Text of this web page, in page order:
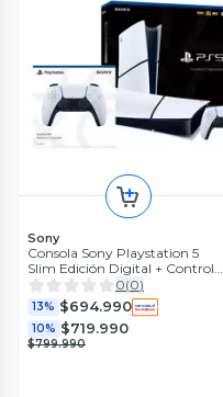
Sony
Consola Sony Playstation 5
Slim Edición Digital + Control
Dualsense Adicional
0(0)
13% $694.990
10% $719.990
$799.990